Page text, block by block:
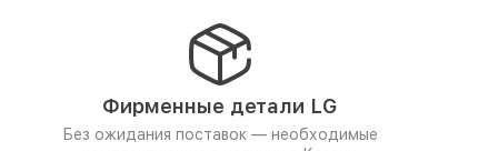
Фирменные детали LG
Без ожидания поставок — необходимые